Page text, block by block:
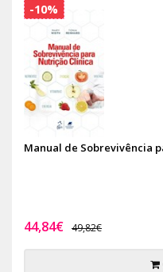
Manual de Sobrevivência
44,84€ 49,82€
-10%